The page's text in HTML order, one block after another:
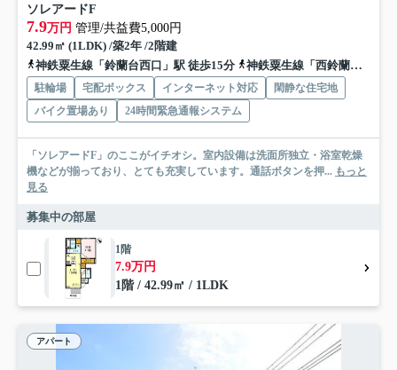
ソレアードF
7.9万円 管理/共益費5,000円
42.99㎡ (1LDK) /築2年 /2階建
神鉄粟生線「鈴蘭台西口」駅 徒歩15分
神鉄粟生線「西鈴蘭台」駅 徒歩15分
駐輪場 宅配ボックス インターネット対応
閑静な住宅地
バイク置場あり
24時間緊急通報システム
「ソレアードF」のここがイチオシ。室内設備は洗面所独立・浴室乾燥
機などが揃っており、とても充実しています。通話ボタンを押... もっと
見る
募集中の部屋
1階
7.9万円
1階 / 42.99㎡ / 1LDK
アパート